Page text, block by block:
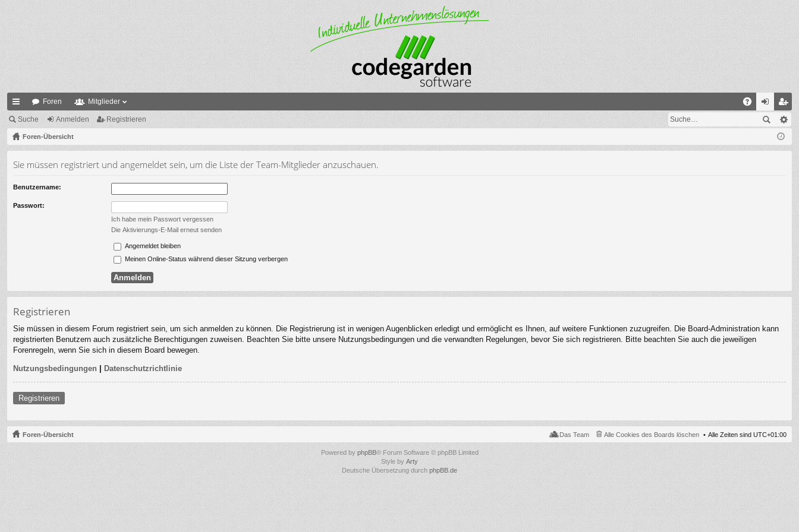
ch
ne
riff
Foren Mitglieder
n eg
ist
Suche Anmelden Registrieren
Foren-Übersicht
Sie müssen registriert und angemeldet sein, um die Liste der Team-Mitglieder anzuschauen.
Benutzername:
Passwort:
Ich habe mein Passwort vergessen
Die Aktivierungs-E-Mail erneut senden
Angemeldet bleiben
Meinen Online-Status während dieser Sitzung verbergen
Registrieren
Sie müssen in diesem Forum registriert sein, um sich anmelden zu können. Die Registrierung ist in wenigen Augenblicken erledigt und ermöglicht es Ihnen, auf weitere Funktionen zuzugreifen. Die Board-Administration kann
registrierten Benutzern auch zusätzliche Berechtigungen zuweisen. Beachten Sie bitte unsere Nutzungsbedingungen und die verwandten Regelungen, bevor Sie sich registrieren. Bitte beachten Sie auch die jeweiligen
Forenregeln, wenn Sie sich in diesem Board bewegen.
Nutzungsbedingungen | Datenschutzrichtlinie
Registrieren
Foren-Übersicht Alle Zeiten sind UTC+01:00
Alle Cookies des Boards löschen
Das Team
Powered by phpBB® Forum Software © phpBB Limited
Style by Arty
Deutsche Übersetzung durch phpBB.de